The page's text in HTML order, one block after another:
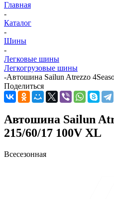
Главная
-
Каталог
-
Шины
-
Легковые шины
Легкогрузовые шины
-Автошина Sailun Atrezzo
Поделиться
Автошина Sailun
215/60/17 100V XL
Всесезонная